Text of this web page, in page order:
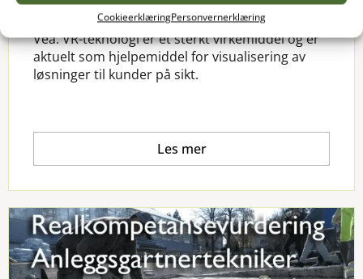
CookieerklæringPersonvernerklæring
hageplanleggere og blomsterdekoratører ved
Vea. VR-teknologi er et sterkt virkemiddel og er
aktuelt som hjelpemiddel for visualisering av
løsninger til kunder på sikt.
Les mer